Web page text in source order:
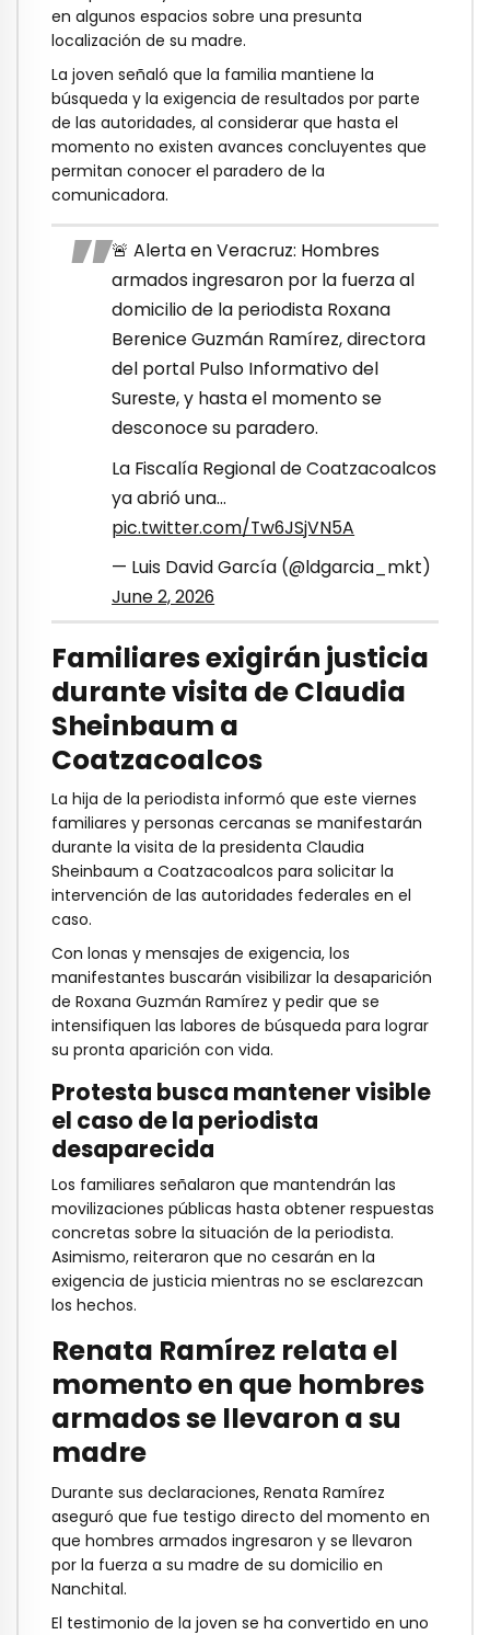
en algunos espacios sobre una presunta
localización de su madre.
La joven señaló que la familia mantiene la
búsqueda y la exigencia de resultados por parte
de las autoridades, al considerar que hasta el
momento no existen avances concluyentes que
permitan conocer el paradero de la
comunicadora.
🚨 Alerta en Veracruz: Hombres
armados ingresaron por la fuerza al
domicilio de la periodista Roxana
Berenice Guzmán Ramírez, directora
del portal Pulso Informativo del
Sureste, y hasta el momento se
desconoce su paradero.
La Fiscalía Regional de Coatzacoalcos
ya abrió una…
pic.twitter.com/Tw6JSjVN5A
— Luis David García (@ldgarcia_mkt)
June 2, 2026
Familiares exigirán justicia
durante visita de Claudia
Sheinbaum a
Coatzacoalcos
La hija de la periodista informó que este viernes
familiares y personas cercanas se manifestarán
durante la visita de la presidenta Claudia
Sheinbaum a Coatzacoalcos para solicitar la
intervención de las autoridades federales en el
caso.
Con lonas y mensajes de exigencia, los
manifestantes buscarán visibilizar la desaparición
de Roxana Guzmán Ramírez y pedir que se
intensifiquen las labores de búsqueda para lograr
su pronta aparición con vida.
Protesta busca mantener visible
el caso de la periodista
desaparecida
Los familiares señalaron que mantendrán las
movilizaciones públicas hasta obtener respuestas
concretas sobre la situación de la periodista.
Asimismo, reiteraron que no cesarán en la
exigencia de justicia mientras no se esclarezcan
los hechos.
Renata Ramírez relata el
momento en que hombres
armados se llevaron a su
madre
Durante sus declaraciones, Renata Ramírez
aseguró que fue testigo directo del momento en
que hombres armados ingresaron y se llevaron
por la fuerza a su madre de su domicilio en
Nanchital.
El testimonio de la joven se ha convertido en uno